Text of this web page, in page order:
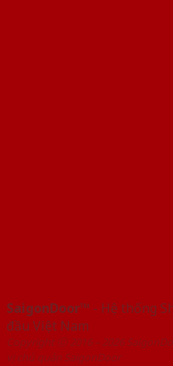
SaigonDoor™ - Hệ thống
đầu Việt Nam
Copyright ⓒ 2016 – 2026
vị chủ quản SaigonDoor